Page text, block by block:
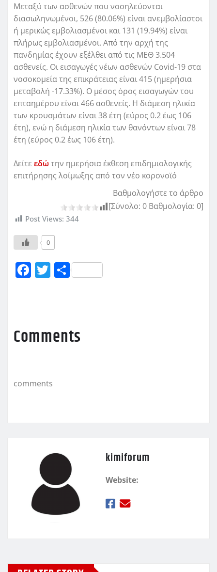
Μεταξύ των ασθενών που νοσηλεύονται
διασωληνωμένοι, 526 (80.06%) είναι ανεμβολίαστοι
ή μερικώς εμβολιασμένοι και 131 (19.94%) είναι
πλήρως εμβολιασμένοι. Από την αρχή της
πανδημίας έχουν εξέλθει από τις ΜΕΘ 3.504
ασθενείς. Οι εισαγωγές νέων ασθενών Covid-19 στα
νοσοκομεία της επικράτειας είναι 415 (ημερήσια
μεταβολή -17.33%). Ο μέσος όρος εισαγωγών του
επταημέρου είναι 466 ασθενείς. Η διάμεση ηλικία
των κρουσμάτων είναι 38 έτη (εύρος 0.2 έως 106
έτη), ενώ η διάμεση ηλικία των θανόντων είναι 78
έτη (εύρος 0.2 έως 106 έτη).
Δείτε εδώτην ημερήσια έκθεση επιδημιολογικής
επιτήρησης λοίμωξης από τον νέο κορονοϊό
Βαθμολογήστε το άρθρο
[Σύνολο: 0 Βαθμολογία: 0]
Post Views: 344
0
F
b
o
k
T
r
Μ
σ
τ
Comments
comments
kimiforum
Website: